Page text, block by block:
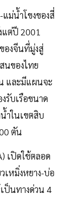
ม่น้ำโขงของสี่
แต่ปี 2001
องจีนที่มู่งสู่
นของไทย
และมีแผนจะ
รับเรือขนาด
ำในเขตสิบ
ตัน
เปิดใช้ตลอด
เหมิ่งหยาง-บ่อ
ป็นทางด่วน 4